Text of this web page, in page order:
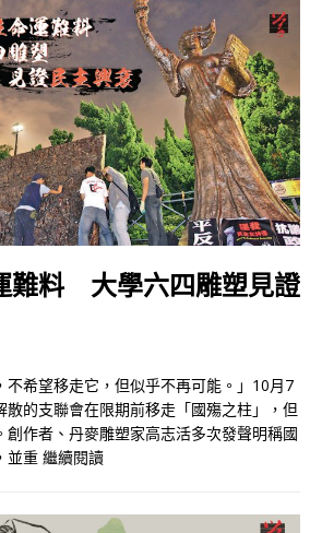
難料 大學六四雕塑見證
不希望移走它，但似乎不再可能。」10月7
散的支聯會在限期前移走「國殤之柱」，但
創作者、丹麥雕塑家高志活多次發聲明稱國
並重 繼續閱讀